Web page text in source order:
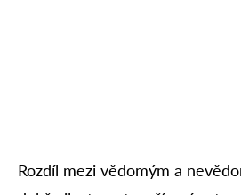
Rozdíl mezi vědomým a